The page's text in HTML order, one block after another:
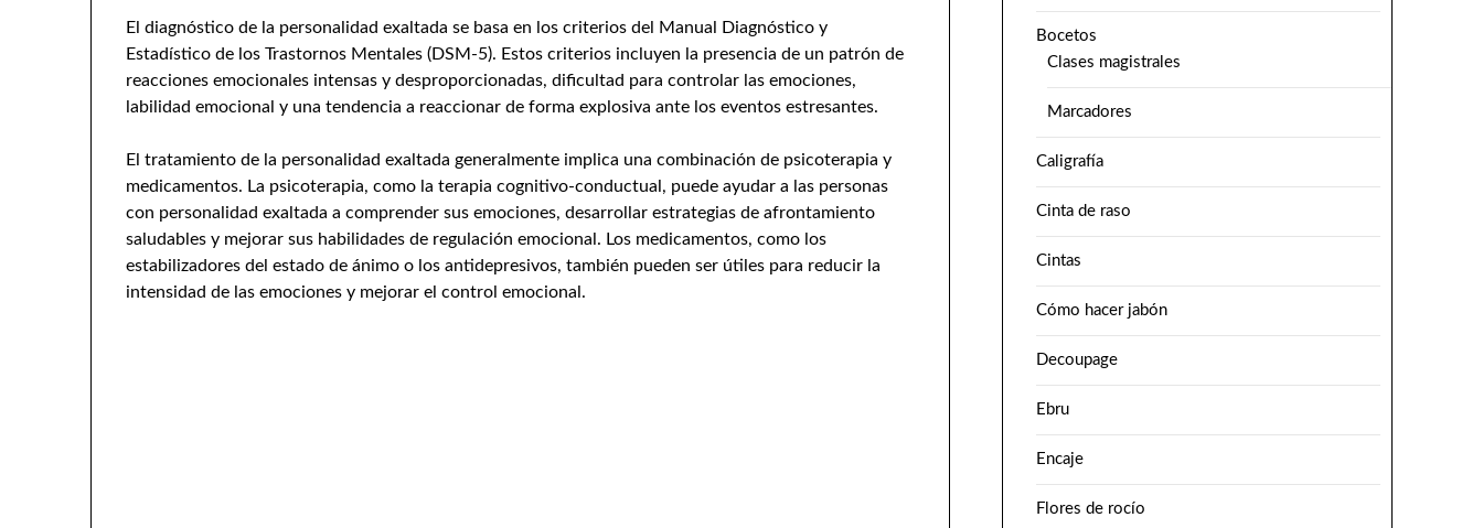
El diagnóstico de la personalidad exaltada se basa en los criterios del Manual Diagnóstico y
Estadístico de los Trastornos Mentales (DSM-5). Estos criterios incluyen la presencia de un patrón de
reacciones emocionales intensas y desproporcionadas, dificultad para controlar las emociones,
labilidad emocional y una tendencia a reaccionar de forma explosiva ante los eventos estresantes.
El tratamiento de la personalidad exaltada generalmente implica una combinación de psicoterapia y
medicamentos. La psicoterapia, como la terapia cognitivo-conductual, puede ayudar a las personas
con personalidad exaltada a comprender sus emociones, desarrollar estrategias de afrontamiento
saludables y mejorar sus habilidades de regulación emocional. Los medicamentos, como los
estabilizadores del estado de ánimo o los antidepresivos, también pueden ser útiles para reducir la
intensidad de las emociones y mejorar el control emocional.
Bocetos
Clases magistrales
Marcadores
Caligrafía
Cinta de raso
Cintas
Cómo hacer jabón
Decoupage
Ebru
Encaje
Flores de rocío